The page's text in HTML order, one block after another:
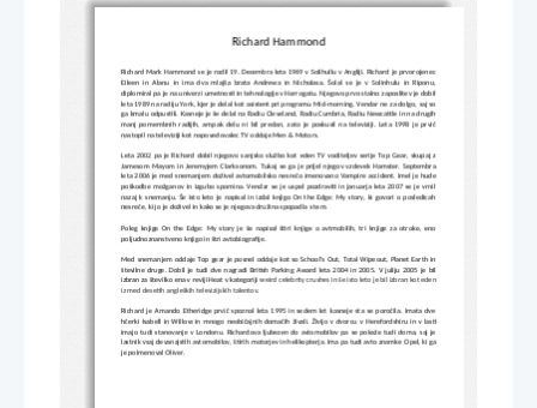
stransko
Richard Hammond
Richard Mark Hammond se je rodil 19. Decembra leta 1969 v Solihullu v Angliji. Richard je prvorojenec
Eileen in Alanu in ima dva mlajša brata Andrewa in Nicholasa. Šolal se je v Solinhulu in Riponu,
diplomiral pa je na univerzi umetnosti in tehnologije v Harrogatu. Njegovo prvo stalno zaposlitev je dobil
leta 1989 na radiju York, kjer je delal kot asistent pri programu Mid-morning. Vendar ne za dolgo, saj so
ga kmalu odpustili. Kasneje je še delal na Radiu Cleveland, Radiu Cumbria, Radiu Newcattle in na drugih
manj pomembnih radijih, ampak delu ni bil predan, zato je poskusil na televiziji. Leta 1998 je prvič
nastopil na televiziji kot napovedovalec TV oddaje Men & Motors.
Leta 2002 pa je Richard dobil njegovo sanjsko službo kot eden TV voditeljev serije Top Gear, skupaj z
Jamesom Mayom in Jeremyjem Clarksonom. Tukaj se ga je prijel njegov vzdevek Hamster. Septembra
leta 2006 je med snemanjem doživel avtomobilsko nesrečo imenovano Vampire accident. Imel je hude
poškodbe možganov in izgubo spomina. Vendar se je uspel pozdraviti in januarja leta 2007 se je vrnil
nazaj k snemanju. Še isto leto je napisal in izdal knjigo On the Edge: My story, ki govori o posledicah
nesreče, ki jo je doživel in kako se je njegova družina spopadla s tem.
Poleg knjige On the Edge: My story je še napisal štiri knjige o avtmobilih, tri knjige za otroke, eno
poljudnoznanstveno knjigo in štri avtobiografije.
Med snemanjem oddaje Top gear je posnel oddaje kot so School's Out, Total Wipeout, Planet Earth in
številne druge. Dobil je tudi dve nagradi British Parking Award leta 2004 in 2005. V juliju 2005 je bil
izbran za številko ena v reviji Heat v kategoriji weird celebrity crushes in še isto leto je bil izbran kot eden
iz med desetih angleških televizijskih talentov.
Richard je Amando Etheridge prvič spoznal leta 1995 in sedem let kasneje sta se poročila. Imata dve
hčerki Isabell in Willow in mnogo neobičajnih domačih živali. Živijo v dvorcu v Herefordshiru in v lasti
imajo tudi stanovanje v Londonu. Richardova ljubezen do avtomobilov pa se pokaže tudi doma, saj je
lastnik vsaj devanajstih avtomobilov, štirih motorjev in helikopterja. Ima pa tudi avto znamke Opel, ki ga
je poimenoval Oliver.